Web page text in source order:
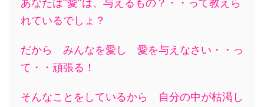
れているでしょ？
だから みんなを愛し 愛を与えなさい・・っ
て・・頑張る！
そんなことをしているから 自分の中が枯渇し